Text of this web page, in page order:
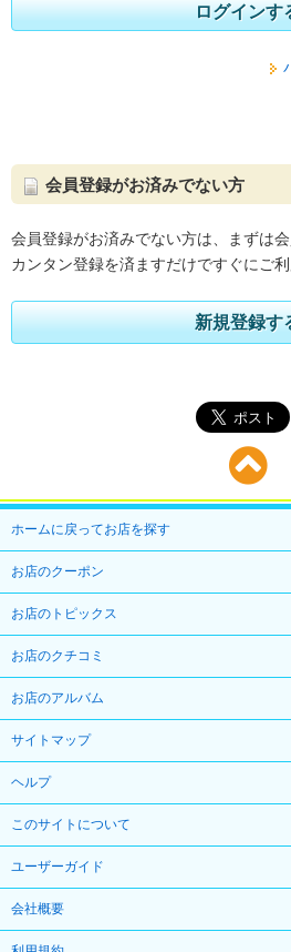
ログインす
会員登録がお済みでない方
会員登録がお済みでない方は、まずは会
カンタン登録を済ますだけですぐにご利
新規登録す
ホームに戻ってお店を探す
お店のクーポン
お店のトピックス
お店のクチコミ
お店のアルバム
サイトマップ
ヘルプ
このサイトについて
ユーザーガイド
会社概要